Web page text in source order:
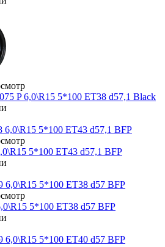
P 6,0\R15 5*100 ET38 d57,1 Black
5*100 ET43 d57,1 BFP
5*100 ET38 d57 BFP